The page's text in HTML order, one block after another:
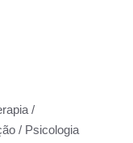
/
/ Psicologia